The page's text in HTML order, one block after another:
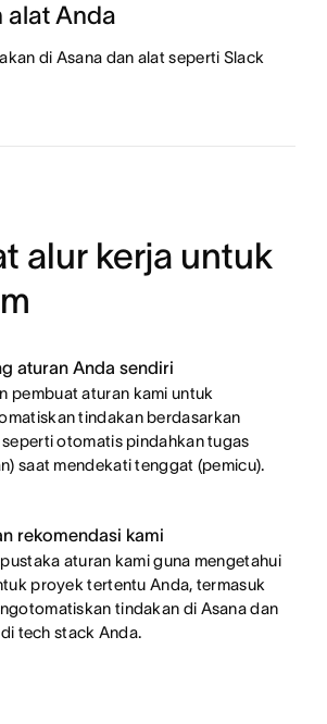
alat Anda
di Asana dan alat seperti Slack
alur kerja untuk
aturan Anda sendiri
pembuat aturan kami untuk
tindakan berdasarkan
seperti otomatis pindahkan tugas
saat mendekati tenggat (pemicu).
rekomendasi kami
aturan kami guna mengetahui
proyek tertentu Anda, termasuk
tindakan di Asana dan
tech stack Anda.